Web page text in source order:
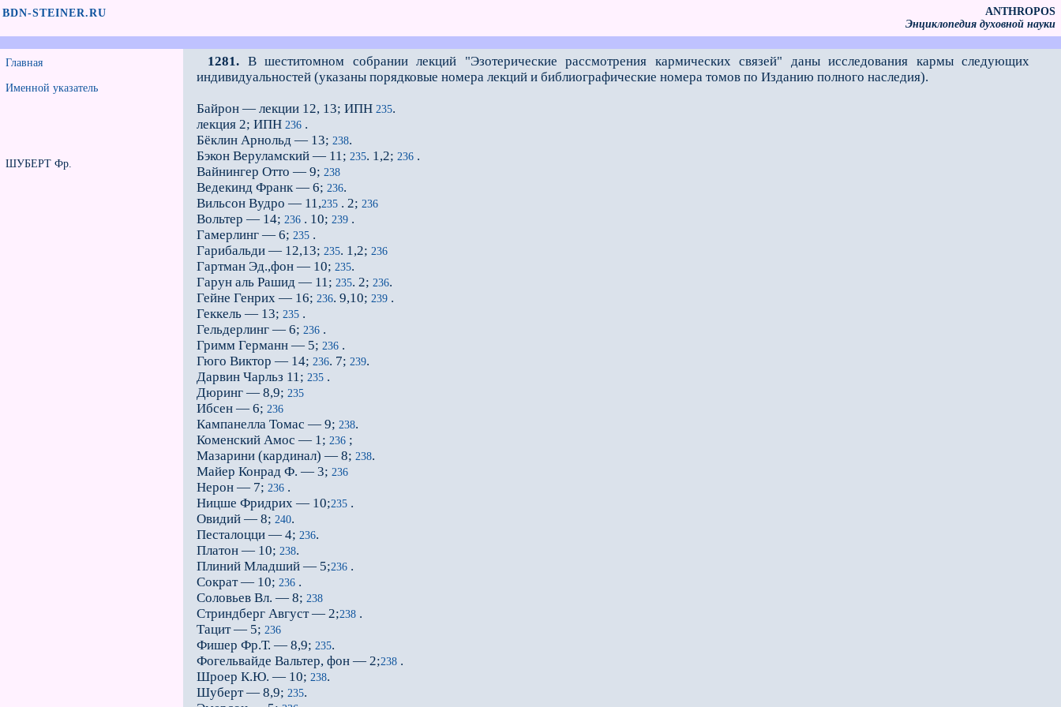
BDN-STEINER.RU
ANTHROPOS
Энциклопедия духовной науки
Главная
Именной указатель
ШУБЕРТ Фр.
1281. В шеститомном собрании лекций "Эзотерические рассмотрения кармических связей" даны исследования кармы следующих
индивидуальностей (указаны порядковые номера лекций и библиографические номера томов по Изданию полного наследия).
Байрон — лекции 12, 13; ИПН 235.
лекция 2; ИПН 236 .
Бёклин Арнольд — 13; 238.
Бэкон Веруламский — 11; 235. 1,2; 236 .
Вайнингер Отто — 9; 238
Ведекинд Франк — 6; 236.
Вильсон Вудро — 11,235 . 2; 236
Вольтер — 14; 236 . 10; 239 .
Гамерлинг — 6; 235 .
Гарибальди — 12,13; 235. 1,2; 236
Гартман Эд.,фон — 10; 235.
Гарун аль Рашид — 11; 235. 2; 236.
Гейне Генрих — 16; 236. 9,10; 239 .
Геккель — 13; 235 .
Гельдерлинг — 6; 236 .
Гримм Германн — 5; 236 .
Гюго Виктор — 14; 236. 7; 239.
Дарвин Чарльз 11; 235 .
Дюринг — 8,9; 235
Ибсен — 6; 236
Кампанелла Томас — 9; 238.
Коменский Амос — 1; 236 ;
Мазарини (кардинал) — 8; 238.
Майер Конрад Ф. — 3; 236
Нерон — 7; 236 .
Ницше Фридрих — 10;235 .
Овидий — 8; 240.
Песталоцци — 4; 236.
Платон — 10; 238.
Плиний Младший — 5;236 .
Сократ — 10; 236 .
Соловьев Вл. — 8; 238
Стриндберг Август — 2;238 .
Тацит — 5; 236
Фишер Фр.Т. — 8,9; 235.
Фогельвайде Вальтер, фон — 2;238 .
Шроер К.Ю. — 10; 238.
Шуберт — 8,9; 235.